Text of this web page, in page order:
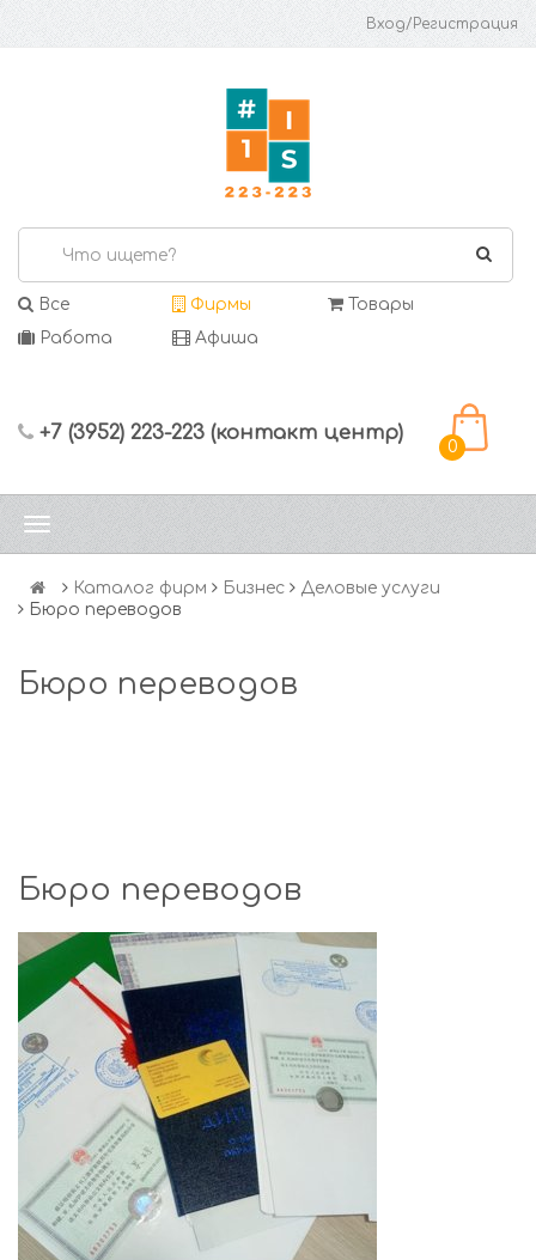
Вход/Регистрация
Все Фирмы
Товары
Работа
Афиша
+7 (3952) 223-223 (контакт центр)
0
Каталог фирм Бизнес
Деловые услуги
Бюро переводов
Бюро переводов
Бюро переводов